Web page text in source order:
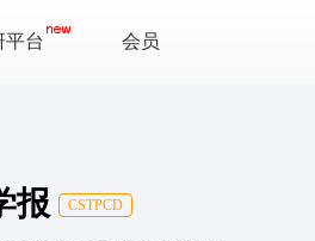
平台 会员
报 CSTPCD